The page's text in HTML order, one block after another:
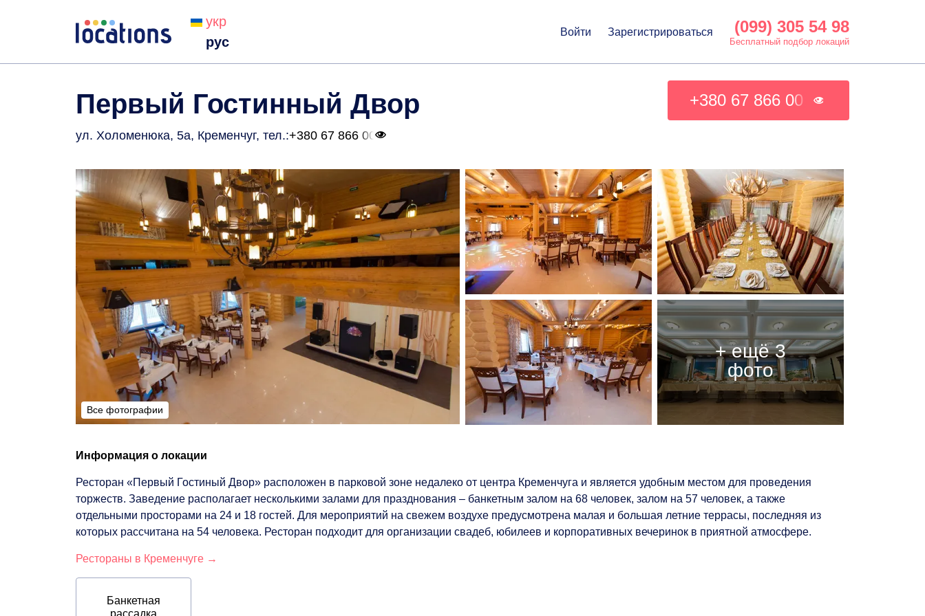
укр
рус
Войти Зарегистрироваться (099) 305 54 98
Бесплатный подбор локаций
+380 67 866 00
Первый Гостинный Двор
ул. Холоменюка, 5а, Кременчуг, тел.:+380 67 866 00
Все фотографии
Все фотографии
Информация о локации
Ресторан «Первый Гостиный Двор» расположен в парковой зоне недалеко от центра Кременчуга и является удобным местом для проведения
торжеств. Заведение располагает несколькими залами для празднования – банкетным залом на 68 человек, залом на 57 человек, а также
отдельными просторами на 24 и 18 гостей. Для мероприятий на свежем воздухе предусмотрена малая и большая летние террасы, последняя из
которых рассчитана на 54 человека. Ресторан подходит для организации свадеб, юбилеев и корпоративных вечеринок в приятной атмосфере.
Рестораны в Кременчуге →
Банкетная
рассадка